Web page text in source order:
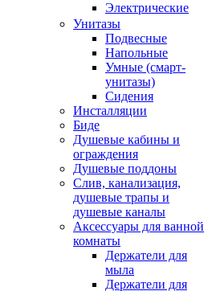
ㅤЭлектрические
Унитазы
Подвесные
Напольные
Умные (смарт-
унитазы)
Сидения
Инсталляции
Биде
Душевые кабины и
ограждения
Душевые поддоны
Слив, канализация,
душевые трапы и
душевые каналы
Аксессуары для ванной
комнаты
Держатели для
мыла
Держатели для